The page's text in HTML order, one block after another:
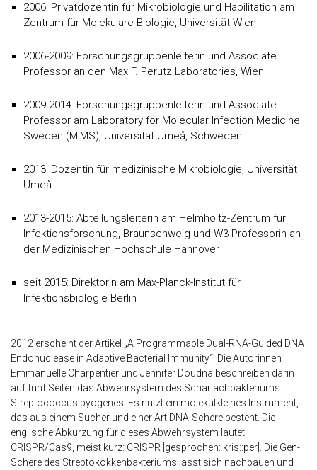
2006: Privatdozentin für Mikrobiologie und Habilitation am
Zentrum für Molekulare Biologie, Universität Wien
2006-2009: Forschungsgruppenleiterin und Associate
Professor an den Max F. Perutz Laboratories, Wien
2009-2014: Forschungsgruppenleiterin und Associate
Professor am Laboratory for Molecular Infection Medicine
Sweden (MIMS), Universität Umeå, Schweden
2013: Dozentin für medizinische Mikrobiologie, Universität
Umeå
2013-2015: Abteilungsleiterin am Helmholtz-Zentrum für
Infektionsforschung, Braunschweig und W3-Professorin an
der Medizinischen Hochschule Hannover
seit 2015: Direktorin am Max-Planck-Institut für
Infektionsbiologie Berlin
2012 erscheint der Artikel „A Programmable Dual-RNA-Guided DNA
Endonuclease in Adaptive Bacterial Immunity“. Die Autorinnen
Emmanuelle Charpentier und Jennifer Doudna beschreiben darin
auf fünf Seiten das Abwehrsystem des Scharlachbakteriums
Streptococcus pyogenes: Es nutzt ein molekülkleines Instrument,
das aus einem Sucher und einer Art DNA-Schere besteht. Die
englische Abkürzung für dieses Abwehrsystem lautet
CRISPR/Cas9, meist kurz: CRISPR [gesprochen: kris::per]. Die Gen-
Schere des Streptokokkenbakteriums lässt sich nachbauen und